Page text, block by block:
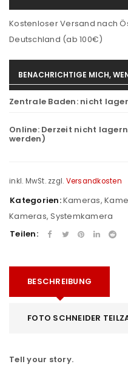
Kostenloser Versand nach
Deutschland (ab 100€)
BENACHRICHTIGE MICH,
Zentrale Baden: nicht
Online: Derzeit nicht
werden)
inkl. MwSt. zzgl. Versandkosten
Kategorien:Kameras,
Kameras,Systemkamera
Teilen:
BESCHREIBUNG
FOTO SCHNEIDER
Tell your story.